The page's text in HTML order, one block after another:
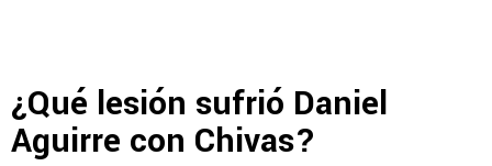
¿Qué lesión sufrió Daniel
Aguirre con Chivas?